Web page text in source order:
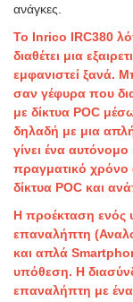
ανάγκες.
Το Inrico IRC380
διαθέτει μια
εμφανιστεί ξανά.
σαν γέφυρα που
με δίκτυα POC
δηλαδή με μια
γίνει ένα
πραγματικό χρόνο
δίκτυα POC και
Η προέκταση ενός
επαναλήπτη
και απλά
υπόθεση. Η
επαναλήπτη με